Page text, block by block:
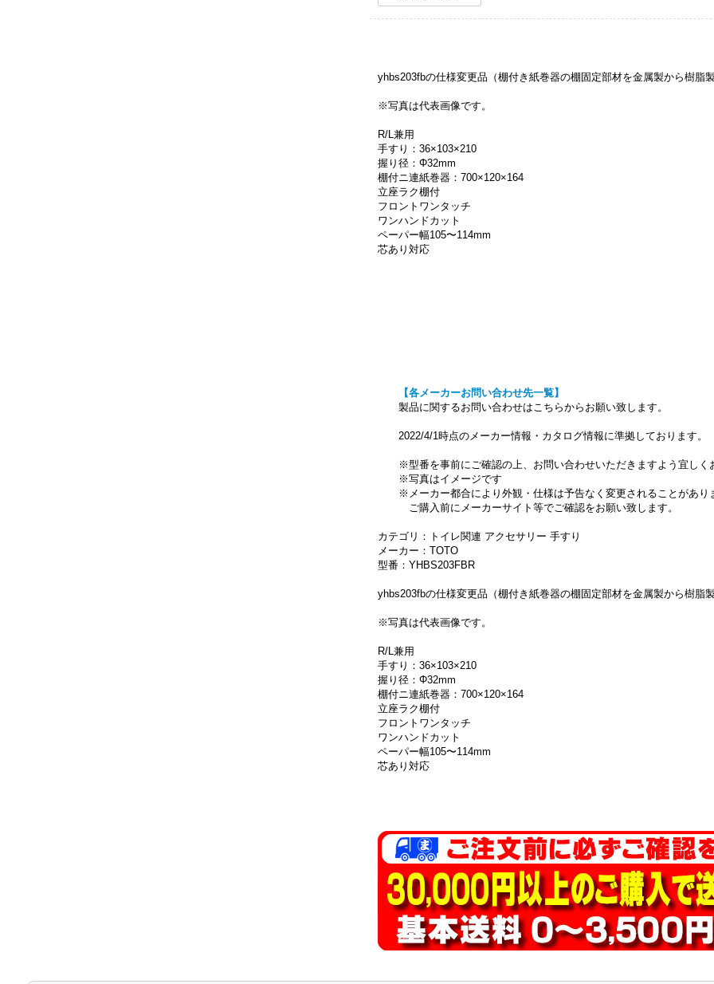
yhbs203fbの仕様変更品（棚付き紙巻器の棚固定部材を金属製から樹脂製
※写真は代表画像です。
R/L兼用
手すり：36×103×210
握り径：Φ32mm
棚付ニ連紙巻器：700×120×164
立座ラク棚付
フロントワンタッチ
ワンハンドカット
ペーパー幅105〜114mm
芯あり対応
【各メーカーお問い合わせ先一覧】
製品に関するお問い合わせはこちらからお願い致します。
2022/4/1時点のメーカー情報・カタログ情報に準拠しております。
※型番を事前にご確認の上、お問い合わせいただきますよう宜しく
※写真はイメージです
※メーカー都合により外観・仕様は予告なく変更されることがあり
ご購入前にメーカーサイト等でご確認をお願い致します。
カテゴリ：トイレ関連 アクセサリー 手すり
メーカー：TOTO
型番：YHBS203FBR
yhbs203fbの仕様変更品（棚付き紙巻器の棚固定部材を金属製から樹脂製
※写真は代表画像です。
R/L兼用
手すり：36×103×210
握り径：Φ32mm
棚付ニ連紙巻器：700×120×164
立座ラク棚付
フロントワンタッチ
ワンハンドカット
ペーパー幅105〜114mm
芯あり対応